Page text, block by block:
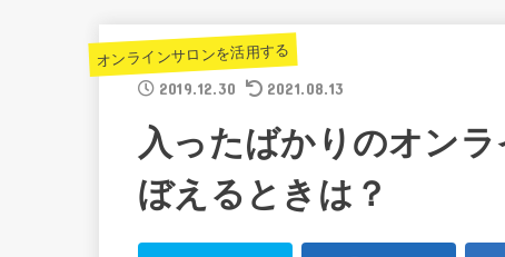
オンラインサロンを活用する
2019.12.30 2021.08.13
入ったばかりのオン
ぼえるときは？